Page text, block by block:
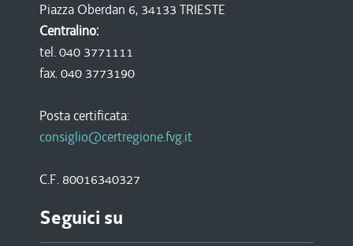
Piazza Oberdan 6, 34133 TRIESTE
Centralino:
tel. 040 3771111
fax. 040 3773190
Posta certificata:
consiglio@certregione.fvg.it
C.F. 80016340327
Seguici su